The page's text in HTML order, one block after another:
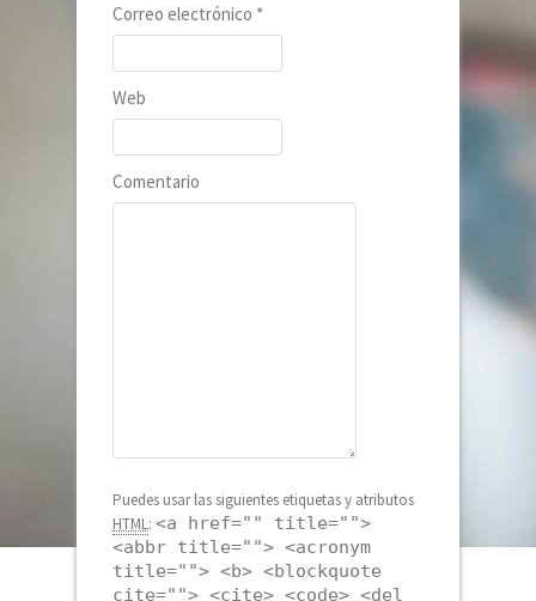
Correo electrónico *
Web
Comentario
Puedes usar las siguientes etiquetas y atributos
HTML: <a href="" title="">
<abbr title=""> <acronym
title=""> <b> <blockquote
cite=""> <cite> <code> <del